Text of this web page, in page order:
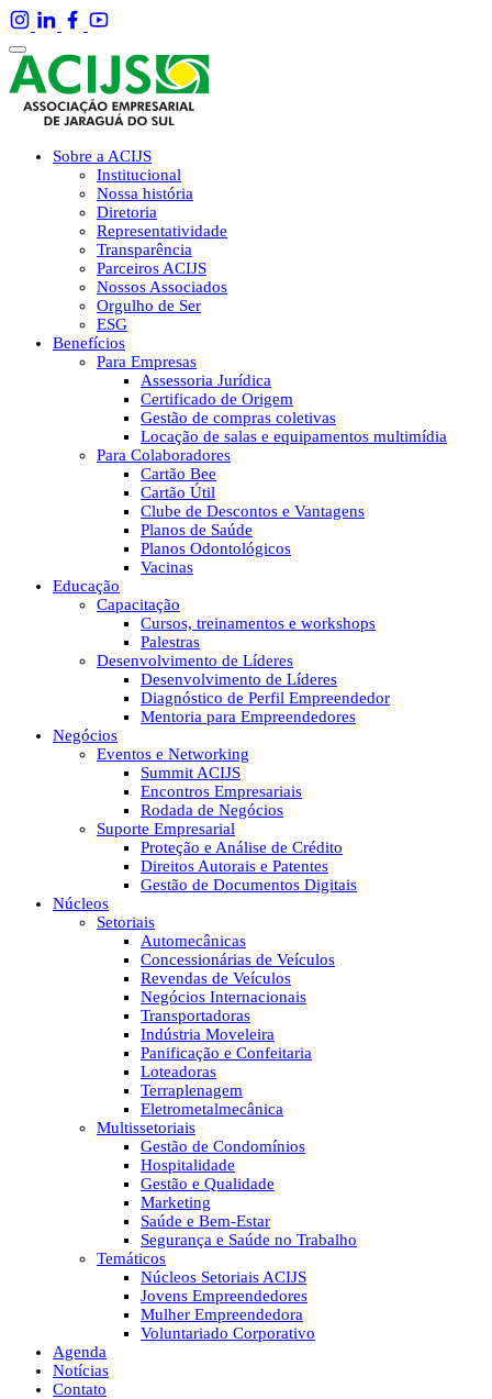
Sobre a ACIJS
Institucional
Nossa história
Diretoria
Representatividade
Transparência
Parceiros ACIJS
Nossos Associados
Orgulho de Ser
ESG
Benefícios
Para Empresas
Assessoria Jurídica
Certificado de Origem
Gestão de compras coletivas
Locação de salas e equipamentos multimídia
Para Colaboradores
Cartão Bee
Cartão Útil
Clube de Descontos e Vantagens
Planos de Saúde
Planos Odontológicos
Vacinas
Educação
Capacitação
Cursos, treinamentos e workshops
Palestras
Desenvolvimento de Líderes
Desenvolvimento de Líderes
Diagnóstico de Perfil Empreendedor
Mentoria para Empreendedores
Negócios
Eventos e Networking
Summit ACIJS
Encontros Empresariais
Rodada de Negócios
Suporte Empresarial
Proteção e Análise de Crédito
Direitos Autorais e Patentes
Gestão de Documentos Digitais
Núcleos
Setoriais
Automecânicas
Concessionárias de Veículos
Revendas de Veículos
Negócios Internacionais
Transportadoras
Indústria Moveleira
Panificação e Confeitaria
Loteadoras
Terraplenagem
Eletrometalmecânica
Multissetoriais
Gestão de Condomínios
Hospitalidade
Gestão e Qualidade
Marketing
Saúde e Bem-Estar
Segurança e Saúde no Trabalho
Temáticos
Núcleos Setoriais ACIJS
Jovens Empreendedores
Mulher Empreendedora
Voluntariado Corporativo
Agenda
Notícias
Contato